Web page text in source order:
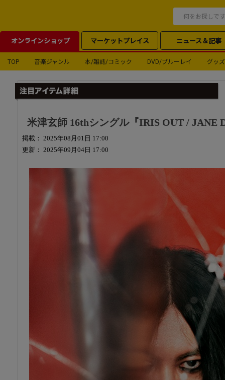
オンラインショップ マーケットプレイス ニュース＆記事
TOP 音楽ジャンル 本/雑誌/コミック DVD/ブルーレイ グッズ
米津玄師 16thシングル『IRIS OUT / JANE
掲載： 2025年08月01日 17:00
更新： 2025年09月04日 17:00